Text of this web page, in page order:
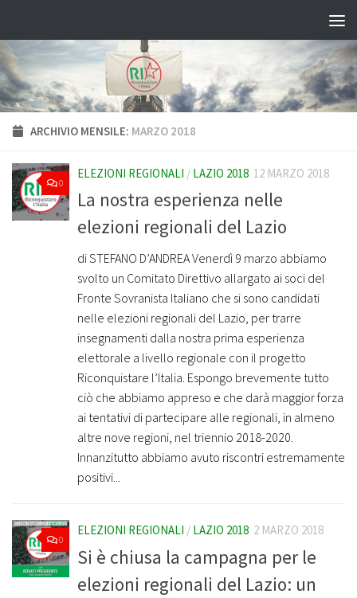
ARCHIVIO MENSILE: MARZO 2018
0
ELEZIONI REGIONALI / LAZIO 2018 12 MARZO 2018
La nostra esperienza nelle
elezioni regionali del Lazio
di STEFANO D’ANDREA Venerdì 9 marzo abbiamo
svolto un Comitato Direttivo allargato ai soci del
Fronte Sovranista Italiano che si sono candidati
nelle elezioni regionali del Lazio, per trarre
insegnamenti dalla nostra prima esperienza
elettorale a livello regionale con il progetto
Riconquistare l’Italia. Espongo brevemente tutto
ciò che abbiamo appreso e che darà maggior forza
ai tentativi di partecipare alle regionali, in almeno
altre nove regioni, nel triennio 2018-2020.
Innanzitutto abbiamo avuto riscontri estremamente
positivi...
0
ELEZIONI REGIONALI / LAZIO 2018 2 MARZO 2018
Si è chiusa la campagna per le
elezioni regionali del Lazio: un